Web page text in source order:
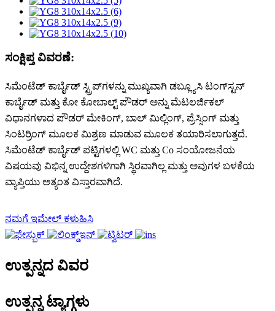
ಸಂಕ್ಷಿಪ್ತ ವಿವರಣೆ:
ಸಿಮೆಂಟೆಡ್ ಕಾರ್ಬೈಡ್ ಸ್ಟ್ರಿಪ್‌ಗಳನ್ನು ಮುಖ್ಯವಾಗಿ ಡಬ್ಲ್ಯೂಸಿ ಟಂಗ್‌ಸ್ಟನ್
ಕಾರ್ಬೈಡ್ ಮತ್ತು ಕೋ ಕೋಬಾಲ್ಟ್ ಪೌಡರ್ ಅನ್ನು ಮೆಟಲರ್ಜಿಕಲ್
ವಿಧಾನಗಳಾದ ಪೌಡರ್ ಮೇಕಿಂಗ್, ಬಾಲ್ ಮಿಲ್ಲಿಂಗ್, ಪ್ರೆಸ್ಸಿಂಗ್ ಮತ್ತು
ಸಿಂಟರ್ರಿಂಗ್ ಮೂಲಕ ಮಿಶ್ರಣ ಮಾಡುವ ಮೂಲಕ ತಯಾರಿಸಲಾಗುತ್ತದೆ.
ಸಿಮೆಂಟೆಡ್ ಕಾರ್ಬೈಡ್ ಪಟ್ಟಿಗಳಲ್ಲಿ WC ಮತ್ತು Co ಸಂಯೋಜನೆಯ
ವಿಷಯವು ವಿಭಿನ್ನ ಉದ್ದೇಶಗಳಿಗಾಗಿ ಸ್ಥಿರವಾಗಿಲ್ಲ ಮತ್ತು ಅವುಗಳ ಬಳಕೆಯ
ವ್ಯಾಪ್ತಿಯು ಅತ್ಯಂತ ವಿಸ್ತಾರವಾಗಿದೆ.
ನಮಗೆ ಇಮೇಲ್ ಕಳುಹಿಸಿ
ಉತ್ಪನ್ನದ ವಿವರ
ಉತ್ಪನ್ನ ಟ್ಯಾಗ್ಗಳು